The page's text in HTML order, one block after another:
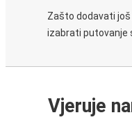
Zašto dodavati
izabrati putovanje
Vjeruje